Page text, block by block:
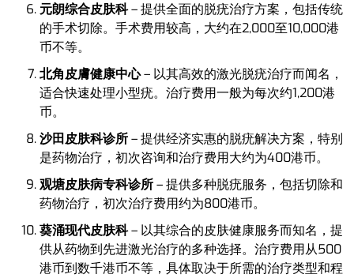
元朗综合皮肤科– 提供全面的脱疣治疗方案，包括传统
的手术切除。手术费用较高，大约在2,000至10,000港
币不等。
北角皮膚健康中心– 以其高效的激光脱疣治疗而闻名，
适合快速处理小型疣。治疗费用一般为每次约1,200港
币。
沙田皮肤科诊所– 提供经济实惠的脱疣解决方案，特别
是药物治疗，初次咨询和治疗费用大约为400港币。
观塘皮肤病专科诊所– 提供多种脱疣服务，包括切除和
药物治疗，初次治疗费用约为800港币。
葵涌现代皮肤科– 以其综合的皮肤健康服务而知名，提
供从药物到先进激光治疗的多种选择。治疗费用从500
港币到数千港币不等，具体取决于所需的治疗类型和程